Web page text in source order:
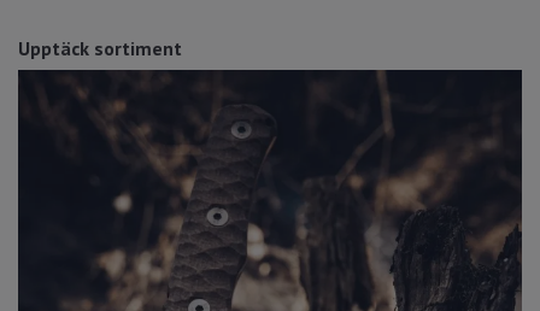
Upptäck sortiment